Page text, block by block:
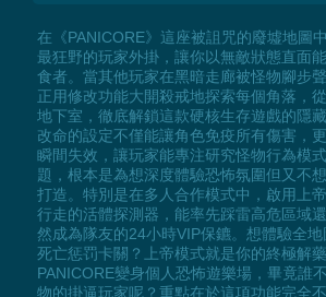
在《PANICORE》這座被詛咒的廢墟地圖
最狂野的玩家外掛，讓你以無敵狀態直面
食者。當其他玩家在黑暗走廊被怪物腳步
正用修改功能大開殺戒地探索每個角落，
地下室，徹底解鎖這款硬核生存遊戲的隱
改命的設定不僅能讓角色免疫所有傷害，
瞬間失效，讓玩家能專注研究怪物行為模
題，根本是為想深度體驗恐怖氛圍但又不
打造。特別是在多人合作模式中，啟用上
行走的活體探測器，能率先踩雷高危區域
然成為隊友的24小時VIP保鑣。想體驗全
死亡惩罚卡關？上帝模式就是你的終極解
PANICORE變身個人恐怖遊樂場，畢竟誰
物的掛逼玩家呢？重點在於這項功能完全